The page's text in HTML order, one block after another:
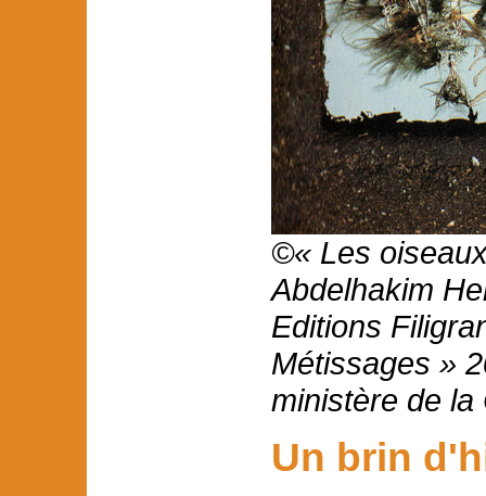
©« Les
Abdelhakim
Editions
Métissages »
ministère de la
Un brin